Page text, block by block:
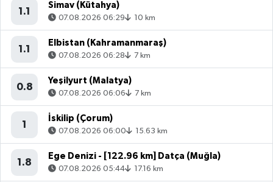
1.1
Simav (Kütahya)
07.08.2026 06:29 10 km
1.1
Elbistan (Kahramanmaraş)
07.08.2026 06:28 7 km
0.8
Yeşilyurt (Malatya)
07.08.2026 06:06 7 km
1
İskilip (Çorum)
07.08.2026 06:00 15.63 km
1.8
Ege Denizi - [122.96 km] Datça (Muğla)
07.08.2026 05:44 17.16 km